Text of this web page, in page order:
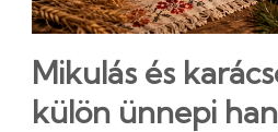
Mikulás és
külön ünnepi